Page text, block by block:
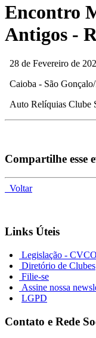
Encontro
Antigos -
28 de Fevereiro de
Caioba - São
Auto Relíquias Clube
Compartilhe esse
Voltar
Links Úteis
Legislação -
Diretório de Clubes
Filie-se
Assine nossa
LGPD
Contato e Rede